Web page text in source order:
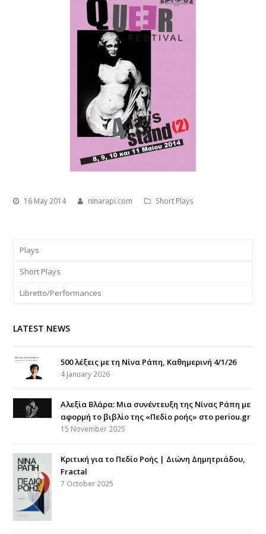
16 May 2014 ninarapi.com Short Plays
Plays
Short Plays
Libretto/Performances
LATEST NEWS
500 λέξεις με τη Νίνα Ράπη, Καθημερινή 4/1/26
4 January 2026
Αλεξία Βλάρα: Μια συνέντευξη της Νίνας Ράπη με
αφορμή το βιβλίο της «Πεδίο ροής» στο periou.gr
15 November 2025
Κριτική για το Πεδίο Ροής | Διώνη Δημητριάδου,
Fractal
7 October 2025